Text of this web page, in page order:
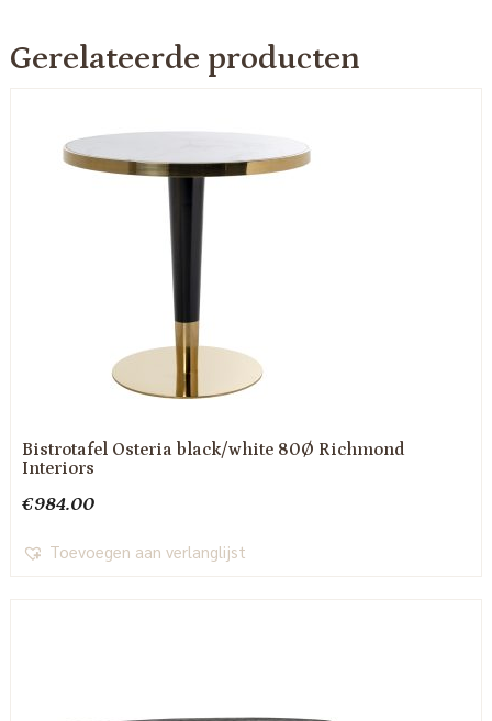
Gerelateerde producten
Bistrotafel Osteria black/white 80Ø Richmond
Interiors
€984.00
Toevoegen aan verlanglijst